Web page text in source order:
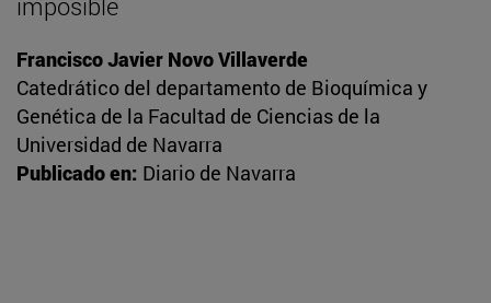
Francisco Javier Novo Villaverde
Catedrático del departamento de Bioquímica y
Genética de la Facultad de Ciencias de la
Universidad de Navarra
Publicado en: Diario de Navarra